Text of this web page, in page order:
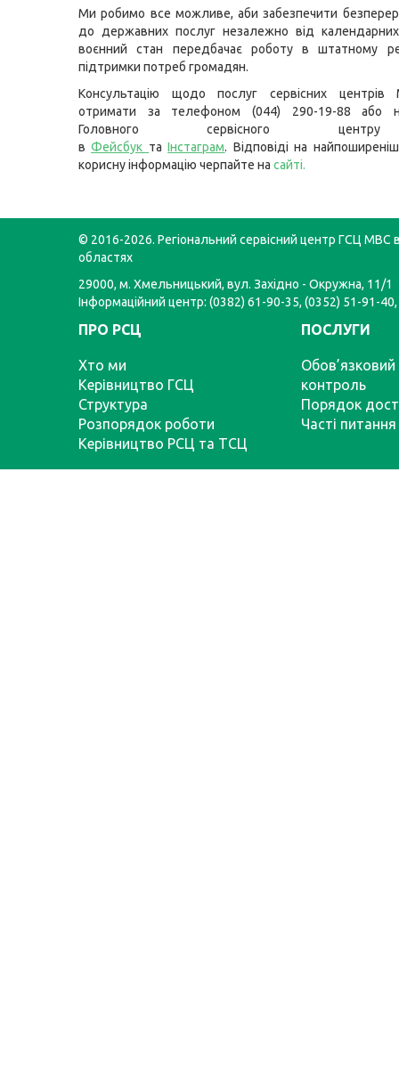
Ми робимо все можливе, аби забезпечити
до державних послуг незалежно від
воєнний стан передбачає роботу в штатному
підтримки потреб громадян.
Консультацію щодо послуг сервісних
отримати за телефоном (044) 290-19-88 або
Головного сервісного
вФейсбук таІнстаграм. Відповіді на
корисну інформацію черпайте на сайті.
© 2016-2026. Регіональний сервісний центр ГСЦ МВС
областях
29000, м. Хмельницький, вул. Західно - Окружна, 11/1
Інформаційний центр: (0382) 61-90-35, (0352) 51-91-
ПРО РСЦ
Хто ми
Керівництво ГСЦ
Структура
Розпорядок роботи
Керівництво РСЦ та ТСЦ
ПОСЛУГИ
Обов’язковий
контроль
Порядок
Часті питання